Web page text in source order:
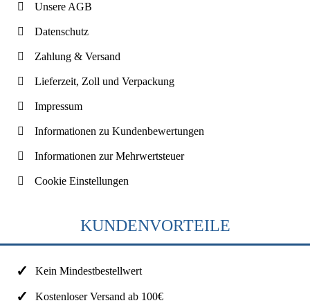
Unsere AGB
Datenschutz
Zahlung & Versand
Lieferzeit, Zoll und Verpackung
Impressum
Informationen zu Kundenbewertungen
Informationen zur Mehrwertsteuer
Cookie Einstellungen
KUNDENVORTEILE
Kein Mindestbestellwert
Kostenloser Versand ab 100€